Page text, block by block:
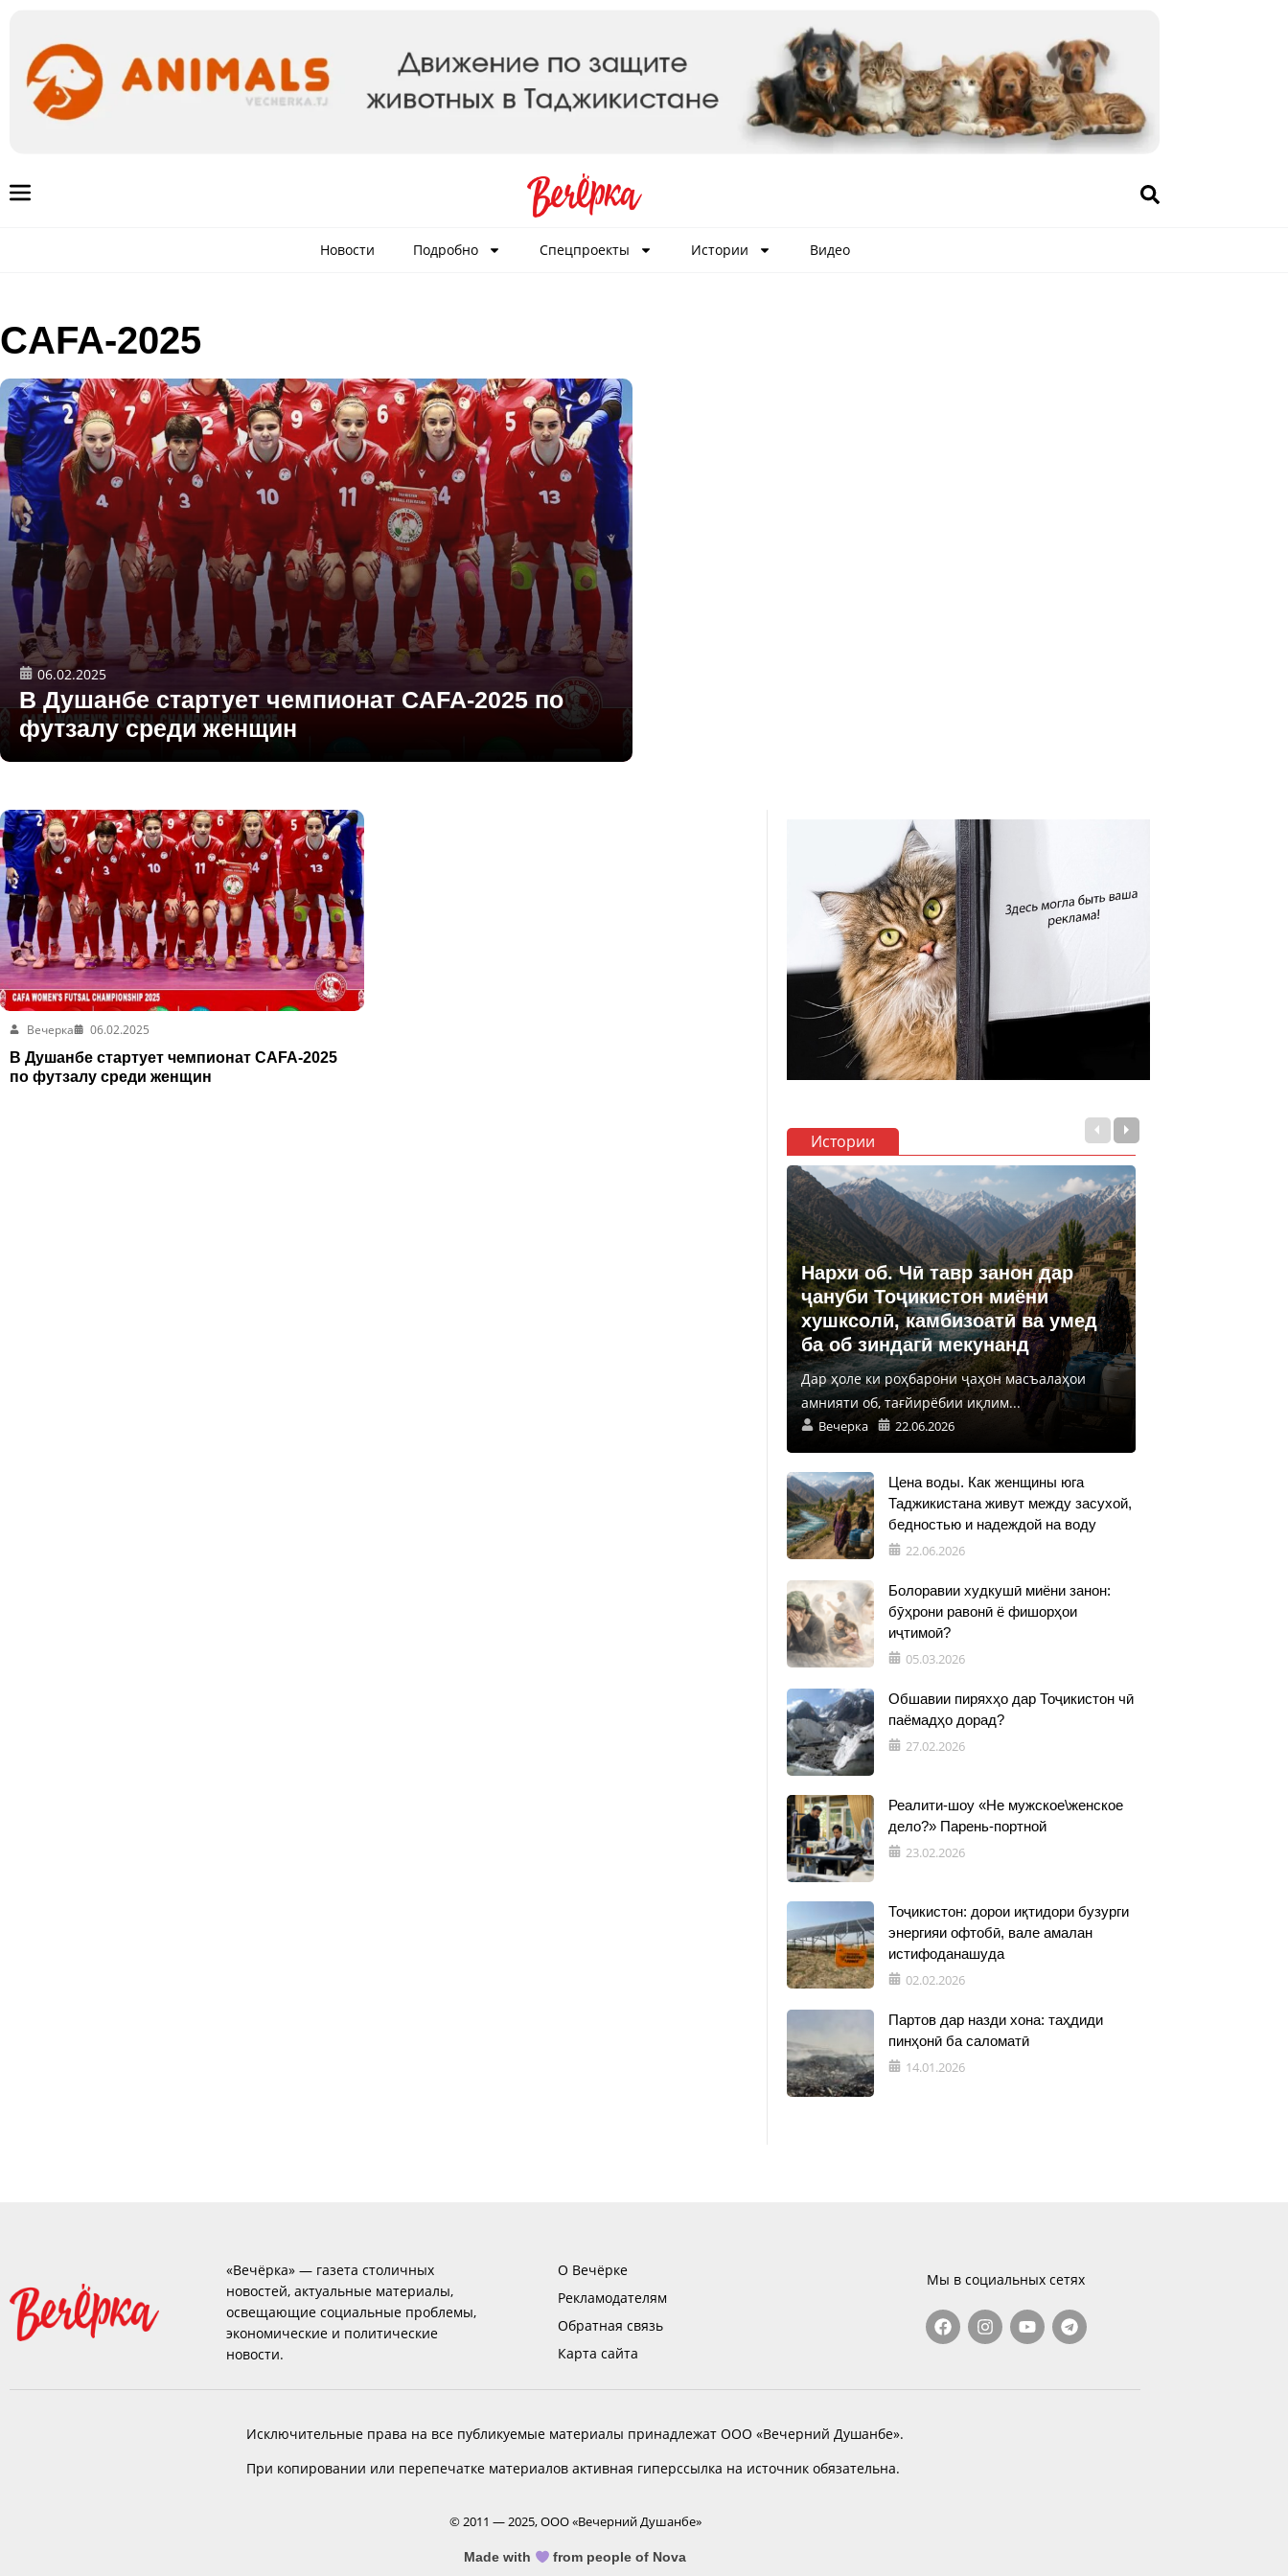
Новости Подробно Спецпроекты Истории Видео
CAFA-2025
06.02.2025
В Душанбе стартует чемпионат CAFA-2025 по
футзалу среди женщин
Вечерка
06.02.2025
В Душанбе стартует чемпионат CAFA-2025
по футзалу среди женщин
Истории
Нархи об. Чӣ тавр занон дар
ҷануби Тоҷикистон миёни
хушксолӣ, камбизоатӣ ва умед
ба об зиндагӣ мекунанд
Дар ҳоле ки роҳбарони ҷаҳон масъалаҳои
амнияти об, тағйирёбии иқлим...
Вечерка 22.06.2026
Цена воды. Как женщины юга
Таджикистана живут между засухой,
бедностью и надеждой на воду
22.06.2026
Болоравии худкушӣ миёни занон:
бӯҳрони равонӣ ё фишорҳои
иҷтимоӣ?
05.03.2026
Обшавии пиряхҳо дар Тоҷикистон чӣ
паёмадҳо дорад?
27.02.2026
Реалити-шоу «Не мужское\женское
дело?» Парень-портной
23.02.2026
Тоҷикистон: дорои иқтидори бузурги
энергияи офтобӣ, вале амалан
истифоданашуда
02.02.2026
Партов дар назди хона: таҳдиди
пинҳонӣ ба саломатӣ
14.01.2026
«Вечёрка» — газета столичных
новостей, актуальные материалы,
освещающие социальные проблемы,
экономические и политические
новости.
О Вечёрке
Рекламодателям
Обратная связь
Карта сайта
Мы в социальных сетях
Исключительные права на все публикуемые материалы принадлежат ООО «Вечерний Душанбе».
При копировании или перепечатке материалов активная гиперссылка на источник обязательна.
© 2011 — 2025, ООО «Вечерний Душанбе»
Made with from people of Nova